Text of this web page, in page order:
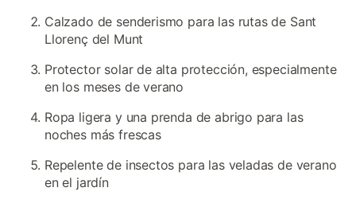
Calzado de senderismo para las rutas de Sant
Llorenç del Munt
Protector solar de alta protección, especialmente
en los meses de verano
Ropa ligera y una prenda de abrigo para las
noches más frescas
Repelente de insectos para las veladas de verano
en el jardín